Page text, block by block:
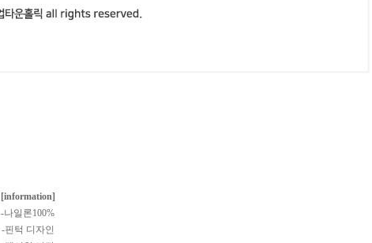
[information]
-나일론100%
-핀턱 디자인